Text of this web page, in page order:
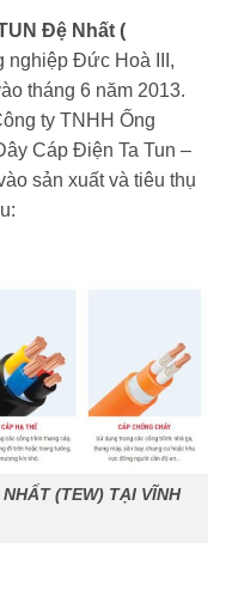
Đệ Nhất (
nghiệp Đức Hoà III,
tháng 6 năm 2013.
ty TNHH Ống
Cáp Điện Ta Tun –
sản xuất và tiêu thụ
(TEW) TẠI VĨNH